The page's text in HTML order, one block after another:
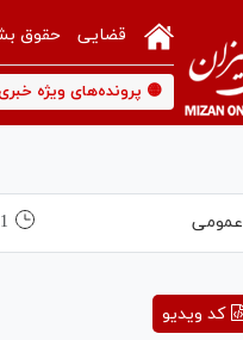
قضایی حقوق
🟡 پرونده‌های ویژه
عمومی
کد ویدیو